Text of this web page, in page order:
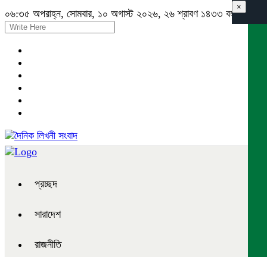
০৬:৩৫ অপরাহ্ন, সোমবার, ১০ অগাস্ট ২০২৬, ২৬ শ্রাবণ ১৪৩৩ বঙ্গাব্দ
প্রচ্ছদ
সারাদেশ
রাজনীতি
×